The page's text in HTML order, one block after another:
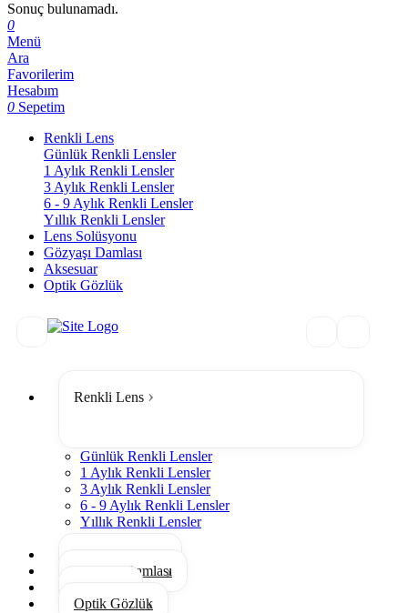
Sonuç bulunamadı.
0
Menü
Ara
Favorilerim
Hesabım
0 Sepetim
Renkli Lens
Günlük Renkli Lensler
1 Aylık Renkli Lensler
3 Aylık Renkli Lensler
6 - 9 Aylık Renkli Lensler
Yıllık Renkli Lensler
Lens Solüsyonu
Gözyaşı Damlası
Aksesuar
Optik Gözlük
Renkli Lens
Günlük Renkli Lensler
1 Aylık Renkli Lensler
3 Aylık Renkli Lensler
6 - 9 Aylık Renkli Lensler
Yıllık Renkli Lensler
Gözyaşı Damlası
Optik Gözlük